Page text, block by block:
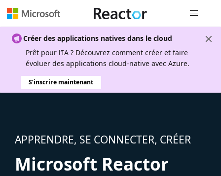
Créer des applications natives dans le cloud
Prêt pour l’IA ? Découvrez comment créer et faire
évoluer des applications cloud-native avec Azure.
S’inscrire maintenant
APPRENDRE, SE CONNECTER, CRÉER
Microsoft Reactor